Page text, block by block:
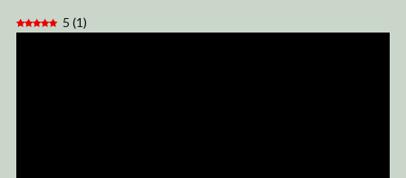
5 (1)